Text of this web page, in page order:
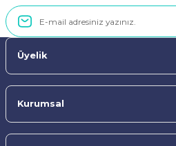
Üyelik
Kurumsal